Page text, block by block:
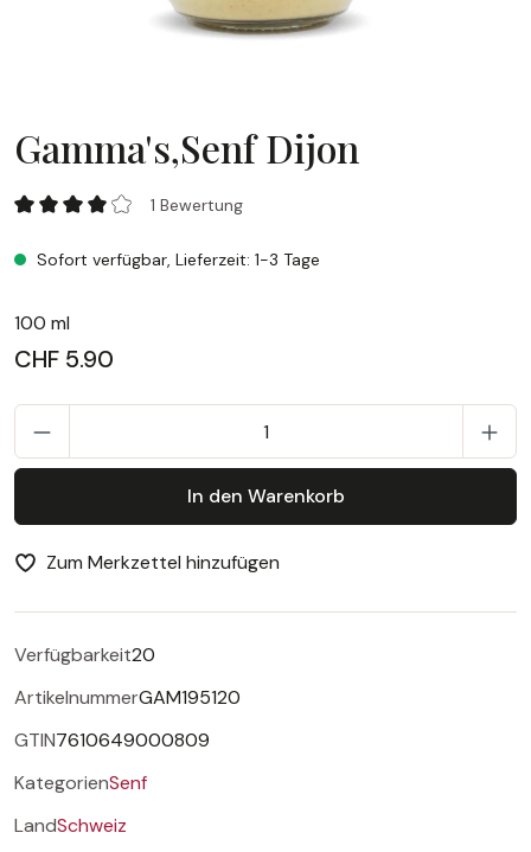
Gamma's,Senf Dijon
Gamma's,Senf Dijon1 Bewertung
Sofort verfügbar, Lieferzeit: 1-3 Tage
100 ml
CHF 5.90
In den Warenkorb
Zum Merkzettel hinzufügen
Verfügbarkeit20
ArtikelnummerGAM195120
GTIN7610649000809
KategorienSenf
LandSchweiz